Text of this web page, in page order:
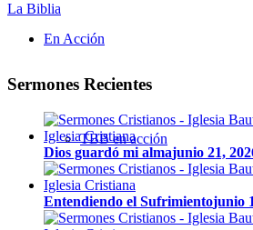
En Acción
TBB en acción
La Biblia
Sermones Recientes
Dios guardó mi almajunio 21,
Entendiendo el Sufrimientojunio